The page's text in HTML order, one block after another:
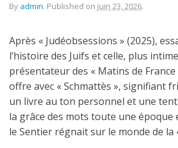
By admin. Published on juin 23, 2026.
Après « Judéobsessions » (2025),
l’histoire des Juifs et celle, plus
présentateur des « Matins de
offre avec « Schmattès », signifiant
un livre au ton personnel et une
la grâce des mots toute une époque
le Sentier régnait sur le monde de la